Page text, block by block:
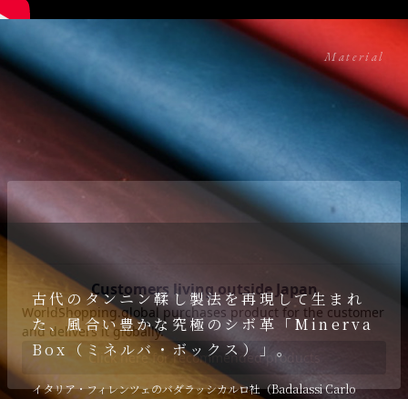
Material
古代のタンニン鞣し製法を再現して生まれ
た、風合い豊かな究極のシボ革「Minerva
Box（ミネルバ・ボックス）」。
イタリア・フィレンツェのバダラッシカルロ社（Badalassi Carlo